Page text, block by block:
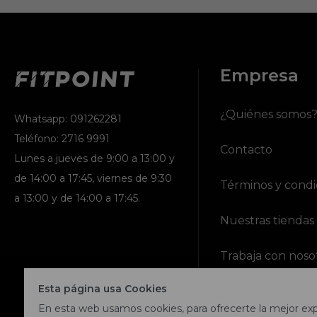
Esta página usa Cookies
En esta web usamos cookies, para ofrecerte la mejor
Whatsapp: 091262281
Teléfono: 2716 9991
Lunes a jueves de 9:00 a 13:00 y
de 14:00 a 17:45, viernes de 9:30
a 13:00 y de 14:00 a 17:45.
Empresa
¿Quiénes somos?
Contacto
Términos y
Nuestras tiendas
Trabaja con